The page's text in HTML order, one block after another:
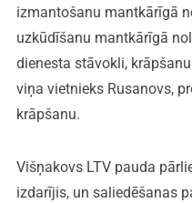
izmantošanu mantkārīgā
uzkūdīšanu mantkārīgā
dienesta stāvokli,
viņa vietnieks Rusanovs,
krāpšanu.
Višņakovs LTV pauda
izdarījis, un saliedēšanas